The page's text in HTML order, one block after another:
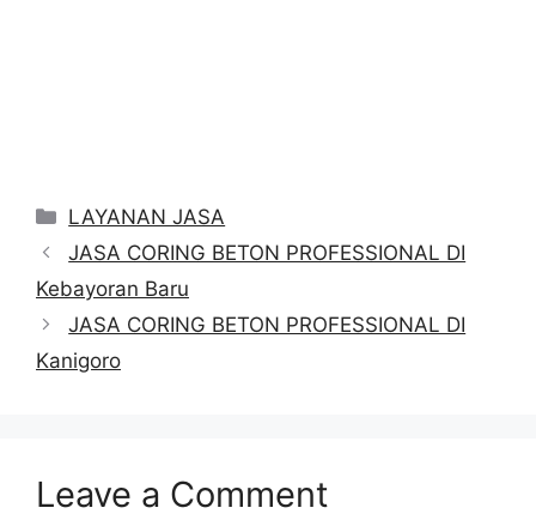
Categories
LAYANAN JASA
JASA CORING BETON PROFESSIONAL DI
Kebayoran Baru
JASA CORING BETON PROFESSIONAL DI
Kanigoro
Leave a Comment